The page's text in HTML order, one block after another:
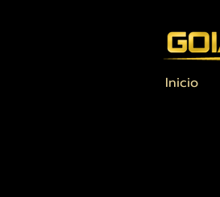
Inicio